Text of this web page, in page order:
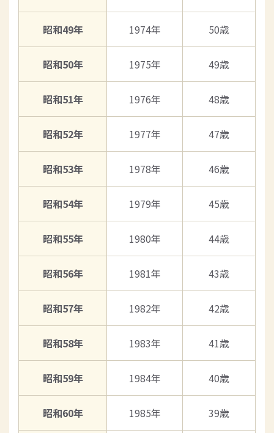
昭和49年 1974年 50歳
昭和50年 1975年 49歳
昭和51年 1976年 48歳
昭和52年 1977年 47歳
昭和53年 1978年 46歳
昭和54年 1979年 45歳
昭和55年 1980年 44歳
昭和56年 1981年 43歳
昭和57年 1982年 42歳
昭和58年 1983年 41歳
昭和59年 1984年 40歳
昭和60年 1985年 39歳